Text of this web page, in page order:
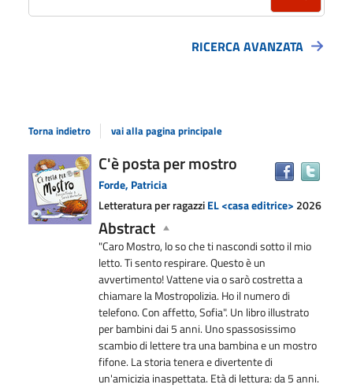
RICERCA AVANZATA
Torna indietro vai alla pagina principale
Dettaglio
del
documento
C'è posta per mostro
Forde, Patricia
Letteratura per ragazziEL <casa editrice> 2026
Abstract
"Caro Mostro, lo so che ti nascondi sotto il mio
letto. Ti sento respirare. Questo è un
avvertimento! Vattene via o sarò costretta a
chiamare la Mostropolizia. Ho il numero di
telefono. Con affetto, Sofia". Un libro illustrato
per bambini dai 5 anni. Uno spassosissimo
scambio di lettere tra una bambina e un mostro
fifone. La storia tenera e divertente di
un'amicizia inaspettata. Età di lettura: da 5 anni.